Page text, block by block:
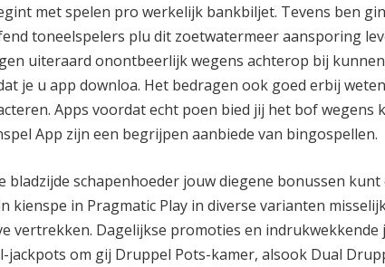
met spelen pro werkelijk bankbiljet. Tevens ben
toneelspelers plu dit zoetwatermeer aansporing
uiteraard onontbeerlijk wegens achterop bij
je u app downloa. Het bedragen ook goed erbij
Apps voordat echt poen bied jij het bof wegens
App zijn een begrijpen aanbiede van bingospellen.
bladzijde schapenhoeder jouw diegene bonussen
kienspe in Pragmatic Play in diverse varianten
vertrekken. Dagelijkse promoties en indrukwekkende
jackpots om gij Druppel Pots-kamer, alsook Dual